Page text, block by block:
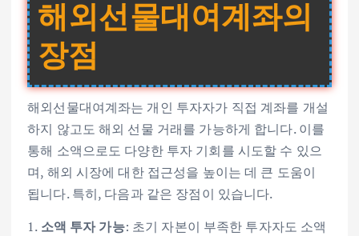
해외선물대여계좌의
장점
해외선물대여계좌는 개인 투자자가 직접 계좌를 개설
하지 않고도 해외 선물 거래를 가능하게 합니다. 이를
통해 소액으로도 다양한 투자 기회를 시도할 수 있으
며, 해외 시장에 대한 접근성을 높이는 데 큰 도움이
됩니다. 특히, 다음과 같은 장점이 있습니다.
1. 소액 투자 가능: 초기 자본이 부족한 투자자도 소액